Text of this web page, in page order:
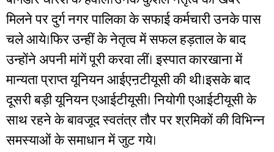
मिलने पर दुर्ग नगर पालिका के सफाई कर्मचारी उनके पास
चले आये।फिर उन्हीं के नेतृत्व में सफल हड़ताल के बाद
उन्होंने अपनी मांगें पूरी करवा लीं। इस्पात कारखाना में
मान्यता प्राप्त यूनियन आईएऩटीयूसी की थी।इसके बाद
दूसरी बड़ी यूनियन एआईटीयूसी। नियोगी एआईटीयूसी के
साथ रहने के बावजूद स्वतंत्र तौर पर श्रमिकों की विभिन्न
समस्याओं के समाधान में जुट गये।